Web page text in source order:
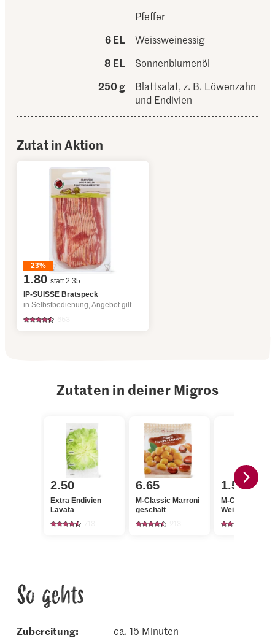
Pfeffer
6 EL
Weissweinessig
8 EL
Sonnenblumenöl
250 g
Blattsalat, z. B. Löwenzahn
und Endivien
Zutat in Aktion
23%
1.80 statt 2.35
IP-SUISSE Bratspeck
in Selbstbedienung, Angebot gilt nur vom 6.8. bis 12.8.2026, solange Vorrat.
Zutaten in deiner Migros
2.50
Extra Endivien
Lavata
6.65
M-Classic Marroni
geschält
1.55
M-Classic
So gehts
Zubereitung: ca. 15 Minuten